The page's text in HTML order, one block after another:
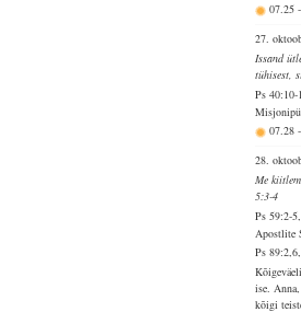
07.25-
27.
Issand
tühisest,
Ps 40:10-
07.28-
28.
Me
5:3-4
Ps 59:2-
Apostlite
Ps
ise.
kõigi